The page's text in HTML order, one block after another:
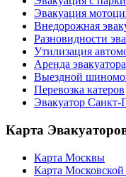
Эвакуация
Внедорожная
Разновидности
Утилизация
Аренда эвакуатора
Выездной
Перевозка катеров
Эвакуатор Санкт-
Карта
Карта Москвы
Карта